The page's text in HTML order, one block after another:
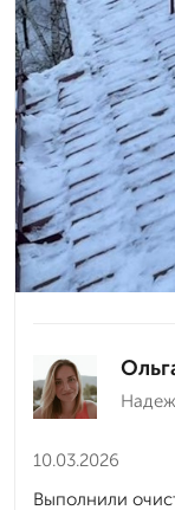
10.03.2026
Выполнили